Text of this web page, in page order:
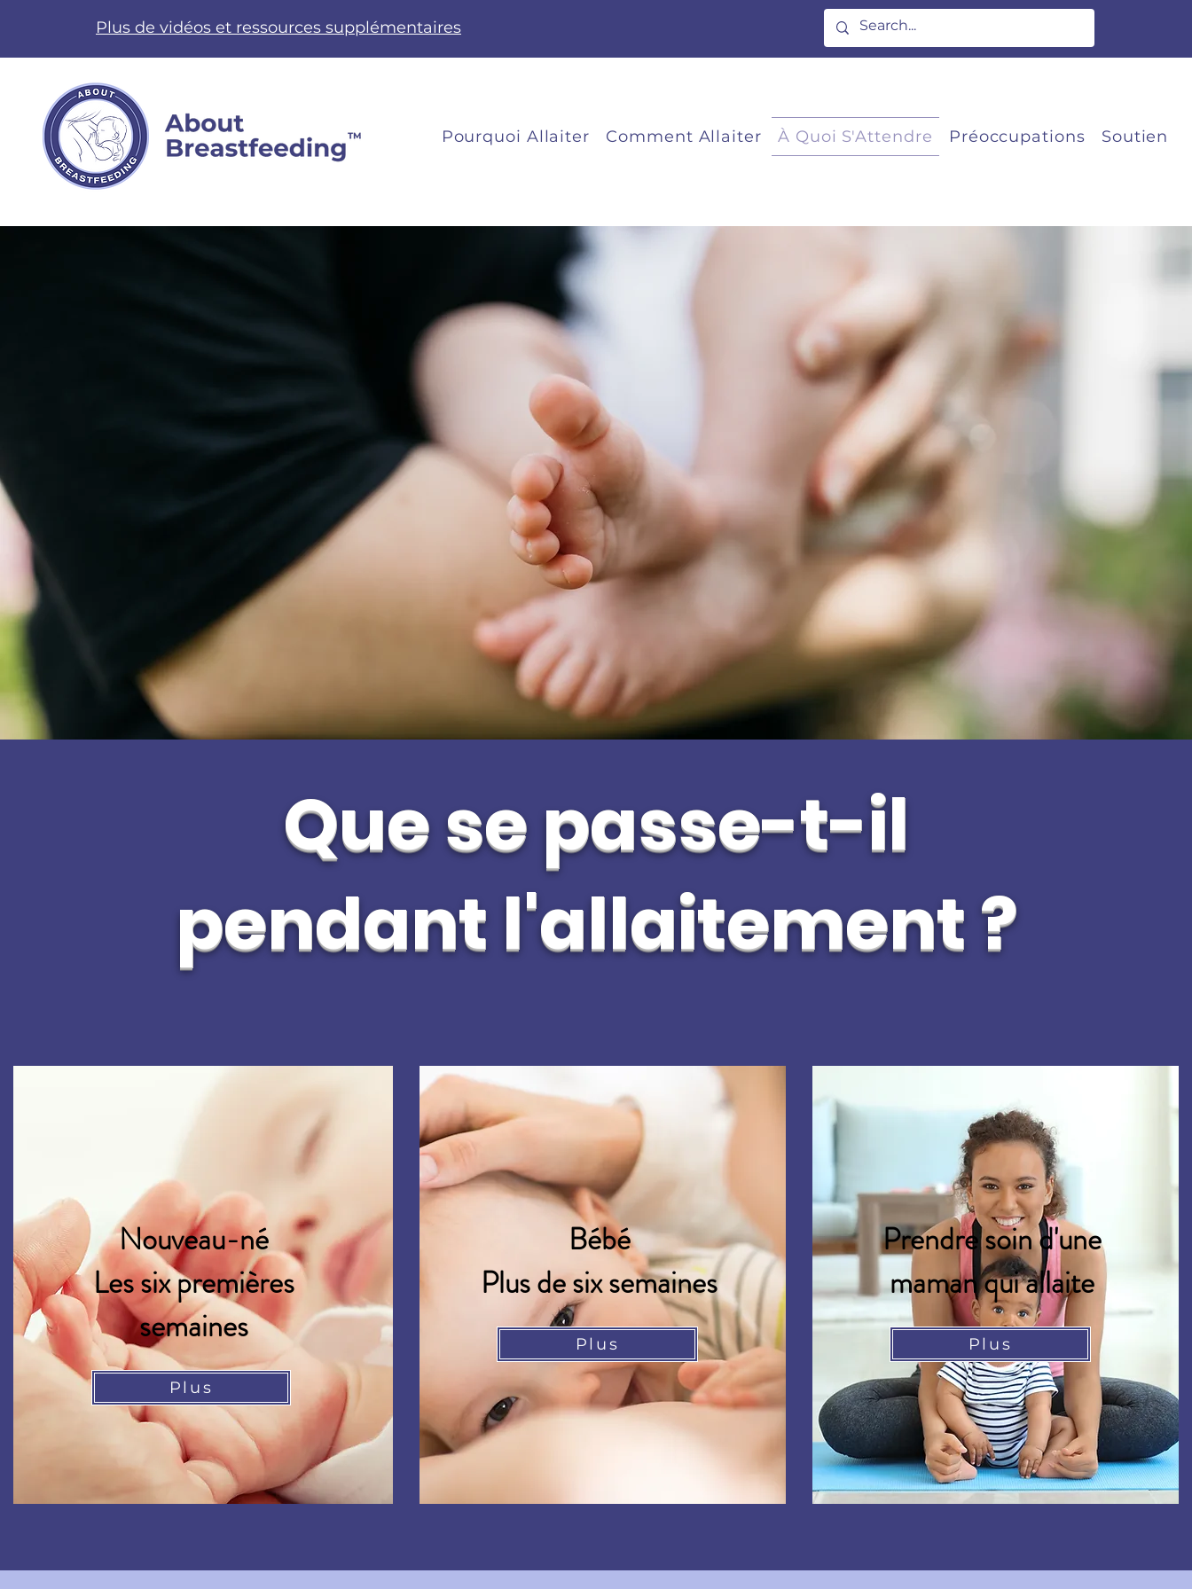
Pourquoi Allaiter Comment Allaiter À Quoi S'Attendre Préoccupations Soutien
Plus de vidéos et ressources supplémentaires
Que se passe-t-il
pendant l'allaitement ?
Nouveau-né
Les six premières
semaines
Plus
Bébé
Plus de six semaines
Plus
Prendre soin d'une
maman qui allaite
Plus